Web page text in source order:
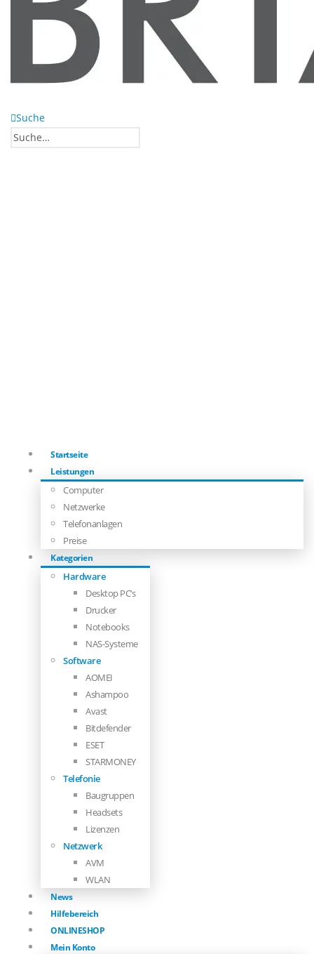
Suche
Startseite
Leistungen
Computer
Netzwerke
Telefonanlagen
Preise
Kategorien
Hardware
Desktop PC’s
Drucker
Notebooks
NAS-Systeme
Software
AOMEI
Ashampoo
Avast
Bitdefender
ESET
STARMONEY
Telefonie
Baugruppen
Headsets
Lizenzen
Netzwerk
AVM
WLAN
News
Hilfebereich
ONLINESHOP
Mein Konto